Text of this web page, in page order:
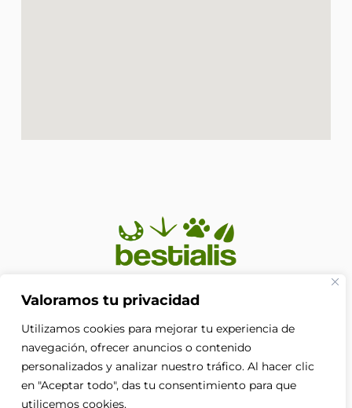
Valoramos tu privacidad
Utilizamos cookies para mejorar tu experiencia de
navegación, ofrecer anuncios o contenido
personalizados y analizar nuestro tráfico. Al hacer clic
en "Aceptar todo", das tu consentimiento para que
utilicemos cookies.
En Bestialis unimos calidad, confianza y pasión por los
merecen. Porque su bienestar no es solo nuestra
prioridad, es nuestra razón de ser.
F
a
c